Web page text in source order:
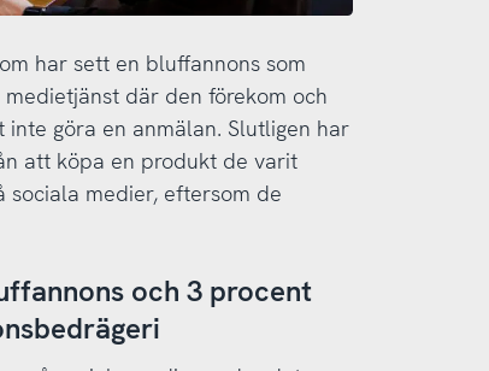
har sett en bluffannons som
där den förekom och
göra en anmälan. Slutligen har
att köpa en produkt de varit
sociala medier, eftersom de
och 3 procent